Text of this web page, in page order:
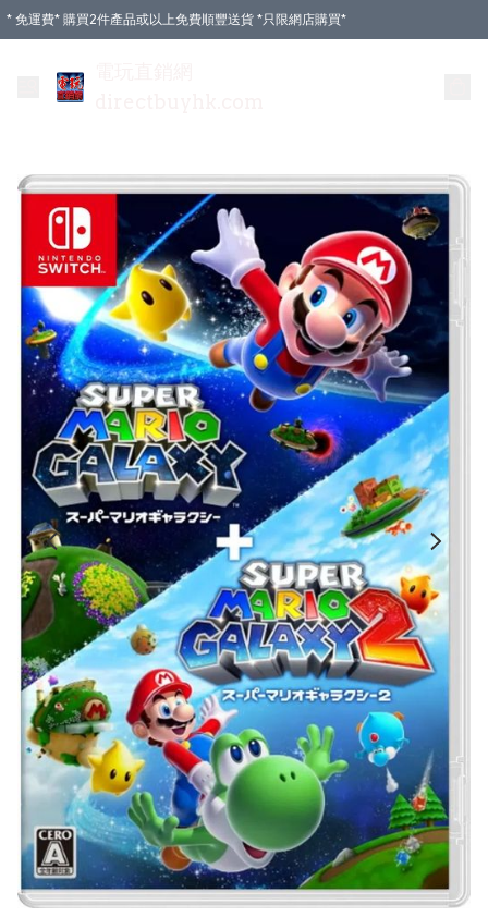
* 免運費* 購買2件產品或以上免費順豐送貨 *只限網店購買*